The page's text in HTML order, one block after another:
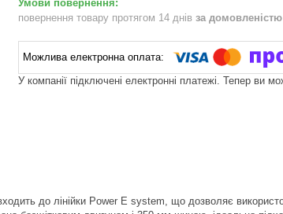
повернення товару протягом 14 днів за домовленістю
У компанії підключені електронні платежі. Тепер ви
до лінійки Power E system, що дозволяє